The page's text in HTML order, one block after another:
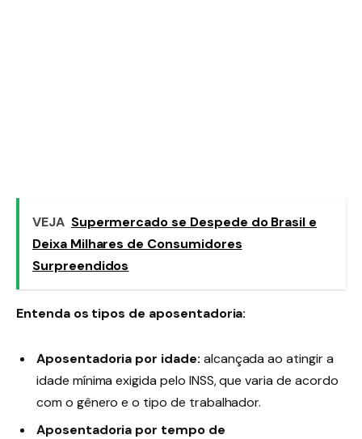
VEJA Supermercado se Despede do Brasil e
Deixa Milhares de Consumidores
Surpreendidos
Entenda os tipos de aposentadoria:
Aposentadoria por idade: alcançada ao atingir a
idade mínima exigida pelo INSS, que varia de acordo
com o gênero e o tipo de trabalhador.
Aposentadoria por tempo de